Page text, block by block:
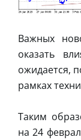
Важных
оказать
ожидается,
рамках
Таким
на 24